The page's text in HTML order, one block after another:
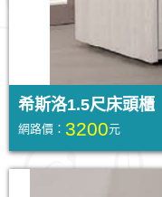
希斯洛1.5尺床頭櫃
網路價： 3200元